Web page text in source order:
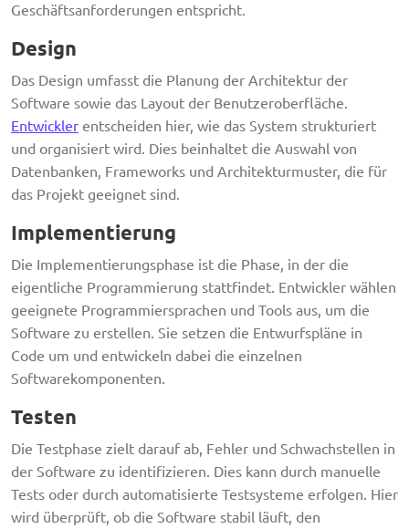
Geschäftsanforderungen entspricht.
Design
Das Design umfasst die Planung der Architektur der
Software sowie das Layout der Benutzeroberfläche.
Entwickler entscheiden hier, wie das System strukturiert
und organisiert wird. Dies beinhaltet die Auswahl von
Datenbanken, Frameworks und Architekturmuster, die für
das Projekt geeignet sind.
Implementierung
Die Implementierungsphase ist die Phase, in der die
eigentliche Programmierung stattfindet. Entwickler wählen
geeignete Programmiersprachen und Tools aus, um die
Software zu erstellen. Sie setzen die Entwurfspläne in
Code um und entwickeln dabei die einzelnen
Softwarekomponenten.
Testen
Die Testphase zielt darauf ab, Fehler und Schwachstellen in
der Software zu identifizieren. Dies kann durch manuelle
Tests oder durch automatisierte Testsysteme erfolgen. Hier
wird überprüft, ob die Software stabil läuft, den